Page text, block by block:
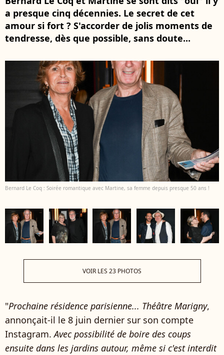
a presque cinq décennies. Le secret de cet
amour si fort ? S'accorder de jolis moments de
tendresse, dès que possible, sans doute...
Bernard Le Coq : Soirée romantique avec Martine, sa femme depuis presque 50 ans !
VOIR LES 23 PHOTOS
"Prochaine résidence parisienne... Théâtre Marigny,
annonçait-il le 8 juin dernier sur son compte
Instagram. Avec possibilité de boire des coups
ensuite dans les jardins autour, même si c'est interdit